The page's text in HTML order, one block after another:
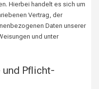
Hierbei handelt es sich um
Vertrag, der
Daten unserer
und unter
und Pflicht­